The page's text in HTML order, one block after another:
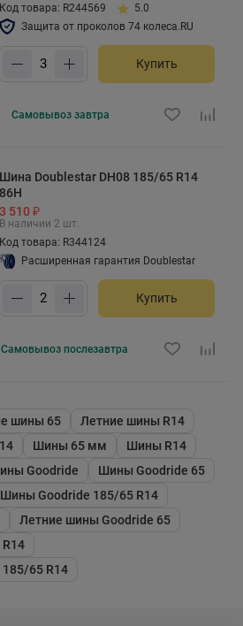
Код товара: R244569
5.0
Защита от проколов 74 колеса.RU
Купить
Самовывоз завтра
Шина Doublestar DH08 185/65 R14
86H
3 510 ₽
В наличии 2 шт.
Код товара: R344124
Расширенная гарантия Doublestar
Купить
Самовывоз послезавтра
шины 65
Летние шины R14
Шины 65 мм
Шины R14
Goodride
Шины Goodride 65
Шины Goodride 185/65 R14
Летние шины Goodride 65
65 R14